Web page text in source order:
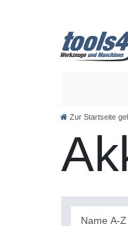
Zur Startseite